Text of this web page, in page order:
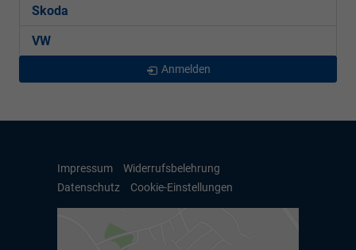
Skoda
VW
Anmelden
Impressum
Widerrufsbelehrung
Datenschutz
Cookie-Einstellungen